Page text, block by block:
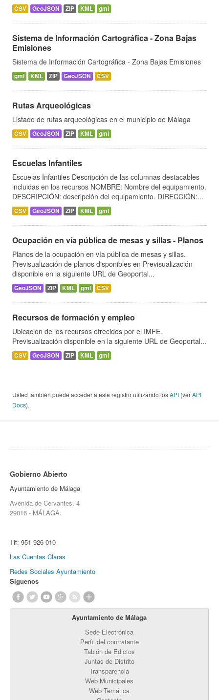
CSV GeoJSON ZIP KML gml
Sistema de Información Cartográfica - Zona Bajas
Emisiones
Sistema de Información Cartográfica - Zona Bajas Emisiones
gml KML ZIP GeoJSON CSV
Rutas Arqueológicas
Listado de rutas arqueológicas en el municipio de Málaga
CSV GeoJSON ZIP KML gml
Escuelas Infantiles
Escuelas Infantiles Descripción de las columnas destacables
incluidas en los recursos NOMBRE: Nombre del equipamiento.
DESCRIPCIÓN: descripción del equipamiento. DIRECCIÓN:...
CSV GeoJSON ZIP KML gml
Ocupación en vía pública de mesas y sillas - Planos
Planos de la ocupación en vía pública de mesas y sillas.
Previsualización de planos disponibles en Previsualización
disponible en la siguiente URL de Geoportal...
GeoJSON ZIP KML gml CSV
Recursos de formación y empleo
Ubicación de los recursos ofrecidos por el IMFE.
Previsualización disponible en la siguiente URL de Geoportal...
CSV GeoJSON ZIP KML gml
Usted también puede acceder a este registro utilizando losAPI (verAPI
Docs).
Gobierno Abierto
Ayuntamiento de Málaga
Avenida de Cervantes, 4
29016 - MÁLAGA.
Tlf: 951 926 010
Las Cuentas Claras
Redes Sociales Ayuntamiento
Síguenos
Ayuntamiento de Málaga
Sede Electrónica
Perfil del contratante
Tablón de Edictos
Juntas de Distrito
Transparencia
Web Municipales
Web Temática